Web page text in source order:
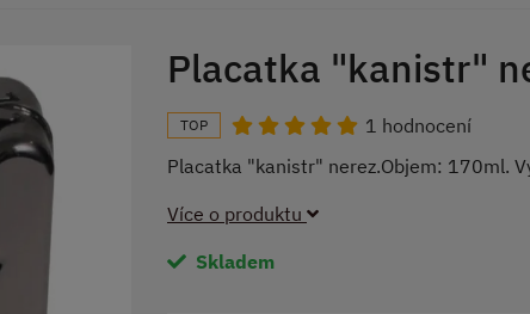
Placatka "kanistr"
TOP
1 hodnocení
Placatka "kanistr" nerez.Objem: 170ml.
Více o produktu
Skladem